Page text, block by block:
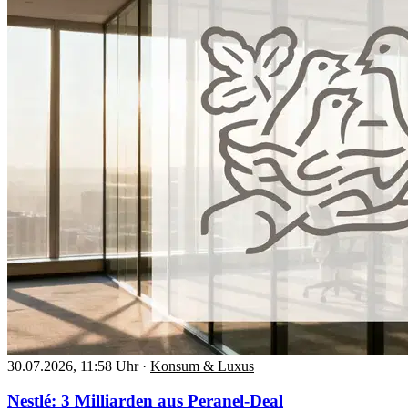
30.07.2026, 11:58 Uhr · Konsum & Luxus
Nestlé: 3 Milliarden aus Peranel-Deal